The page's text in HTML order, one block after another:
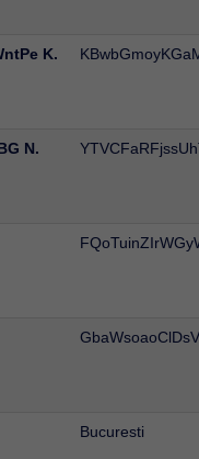
K.
N.
Bucuresti